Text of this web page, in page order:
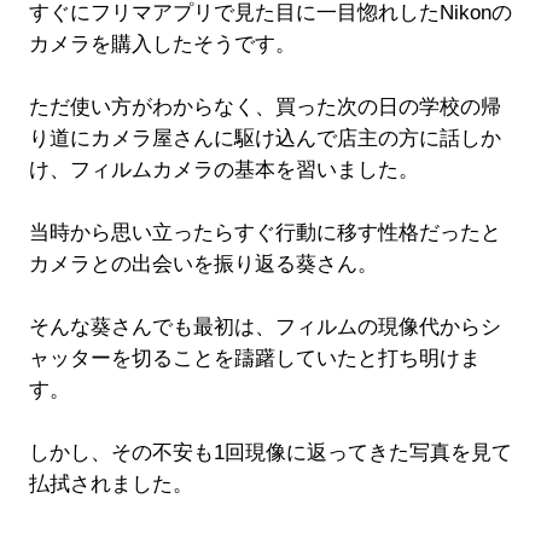
すぐにフリマアプリで見た目に一目惚れしたNikonの
カメラを購入したそうです。
ただ使い方がわからなく、買った次の日の学校の帰
り道にカメラ屋さんに駆け込んで店主の方に話しか
け、フィルムカメラの基本を習いました。
当時から思い立ったらすぐ行動に移す性格だったと
カメラとの出会いを振り返る葵さん。
そんな葵さんでも最初は、フィルムの現像代からシ
ャッターを切ることを躊躇していたと打ち明けま
す。
しかし、その不安も1回現像に返ってきた写真を見て
払拭されました。